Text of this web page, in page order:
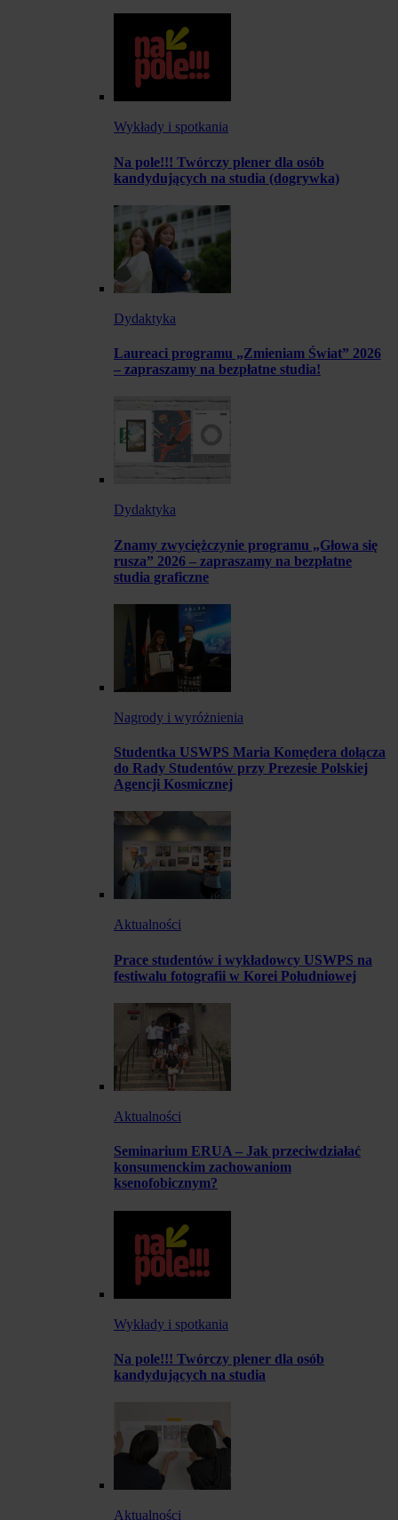
Wykłady i spotkania
Na pole!!! Twórczy plener dla osób
kandydujących na studia (dogrywka)
Dydaktyka
Laureaci programu „Zmieniam Świat” 2026
– zapraszamy na bezpłatne studia!
Dydaktyka
Znamy zwyciężczynie programu „Głowa się
rusza” 2026 – zapraszamy na bezpłatne
studia graficzne
Nagrody i wyróżnienia
Studentka USWPS Maria Komędera dołącza
do Rady Studentów przy Prezesie Polskiej
Agencji Kosmicznej
Aktualności
Prace studentów i wykładowcy USWPS na
festiwalu fotografii w Korei Południowej
Aktualności
Seminarium ERUA – Jak przeciwdziałać
konsumenckim zachowaniom
ksenofobicznym?
Wykłady i spotkania
Na pole!!! Twórczy plener dla osób
kandydujących na studia
Aktualności